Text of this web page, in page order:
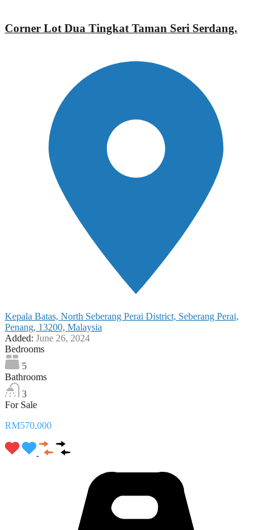
Corner Lot Dua Tingkat Taman Seri Serdang.
Kepala Batas, North Seberang Perai District, Seberang Perai,
Penang, 13200, Malaysia
Added: June 26, 2024
Bedrooms
5
Bathrooms
3
For Sale
RM570,000